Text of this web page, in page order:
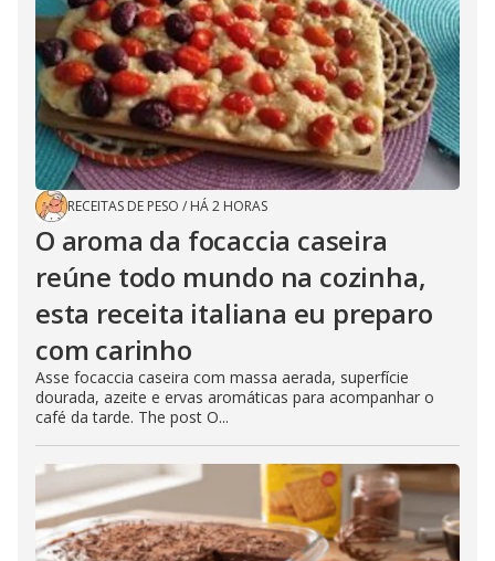
RECEITAS DE PESO / HÁ 2 HORAS
O aroma da focaccia caseira
reúne todo mundo na cozinha,
esta receita italiana eu preparo
com carinho
Asse focaccia caseira com massa aerada, superfície
dourada, azeite e ervas aromáticas para acompanhar o
café da tarde. The post O...